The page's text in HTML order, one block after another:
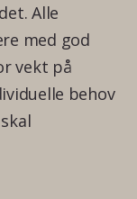
Alle
med god
vekt på
behov